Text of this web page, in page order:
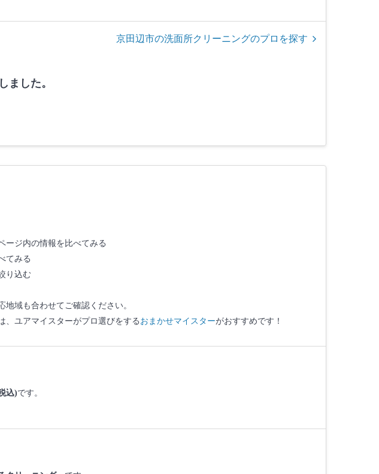
京田辺市の洗面所クリーニングのプロを探す
ました。
ージ内の情報を比べてみる
てみる
り込む
域も合わせてご確認ください。
、ユアマイスターがプロ選びをする おまかせマイスターがおすすめです！
込)です。